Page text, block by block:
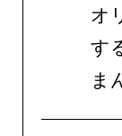
オ
す
ま